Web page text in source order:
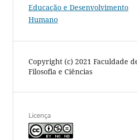
Educação e Desenvolvimento
Humano
Copyright (c) 2021 Faculdade
Filosofia e Ciências
Licença